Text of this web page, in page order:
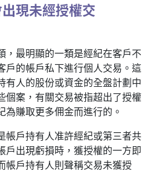
現未經授權交
，最明顯的一類是經紀在客戶不
戶的帳戶私下進行個人交易。這
有人的股份或資金的全盤計劃中
個案，有關交易被指超出了授權
為賺取更多佣金而進行的。
帳戶持有人准許經紀或第三者共
戶出現虧損時，獲授權的一方即
帳戶持有人則聲稱交易未獲授